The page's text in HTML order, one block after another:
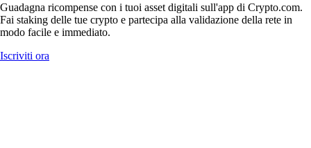
Guadagna ricompense con i tuoi asset digitali sull'app di Crypto.com.
Fai staking delle tue crypto e partecipa alla validazione della rete in
modo facile e immediato.
Iscriviti ora